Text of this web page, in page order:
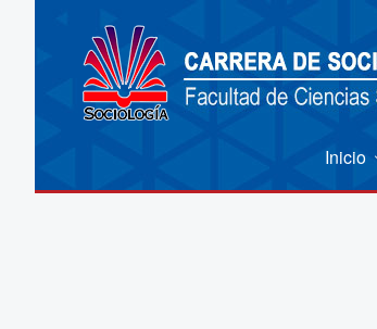
Inicio